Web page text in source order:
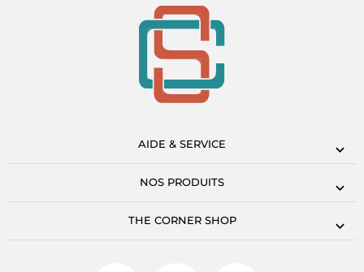
AIDE & SERVICE
NOS PRODUITS
THE CORNER SHOP